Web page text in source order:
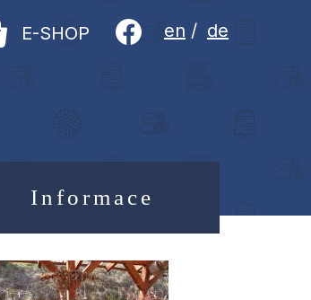
en / de
E-SHOP
Informace